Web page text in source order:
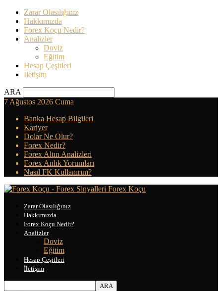
Zarar Olasılığınız
Hakkımızda
Forex Koçu Nedir?
Analizler
Doviz
Eğitim
Hesap Çeşitleri
İletişim
ARA
7 Ağustos 2026 Cuma
Banka Hesap Bilgileri
Kariyer
Dolar Ne Olur?
Forex Nedir?
Forex Altın Analizleri
Forex Anlık Yorumları
Nasıl FK Kullanırım?
Forex Koçu
Zarar Olasılığınız
Hakkımızda
Forex Koçu Nedir?
Analizler
Doviz
Eğitim
Hesap Çeşitleri
İletişim